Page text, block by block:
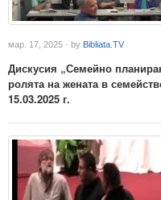
мар. 17, 2025 · by Bibliata.TV
Дискусия „Семейно
ролята на жената в
15.03.2025 г.